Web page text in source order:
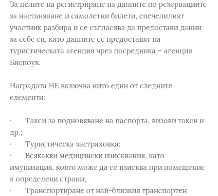
За целите на регистриране на данните по резервациите
за настаняване и самолетни билети, спечелилият
участник разбира и се съгласява да предостави данни
за себе си, като данните се предоставят на
туристическата агенция чрез посредника – агенция
Биспоук.
Наградата НЕ включва нито един от следните
елементи:
· Такси за подновяване на паспорта, визови такси и
др.;
· Туристическа застраховка;
· Всякакви медицински изисквания, като
имунизация, която може да се изисква при помещение
в определени страни;
· Транспортиране от най-близкия транспортен